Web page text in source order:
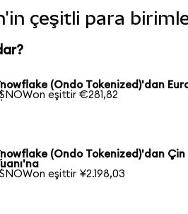
çeşitli para
(Ondo Tokenized)'dan
SNOWon eşittir €281,82
(Ondo Tokenized)'dan Çin
SNOWon eşittir ¥2.198,03